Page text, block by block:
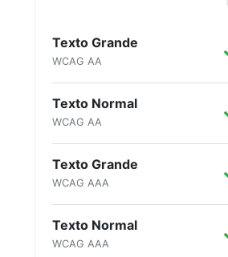
Texto Grande
WCAG AA
Texto Normal
WCAG AA
Texto Grande
WCAG AAA
Texto Normal
WCAG AAA